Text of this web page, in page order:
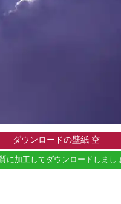
ダウンロードの壁紙 空
に加工してダウンロードしま